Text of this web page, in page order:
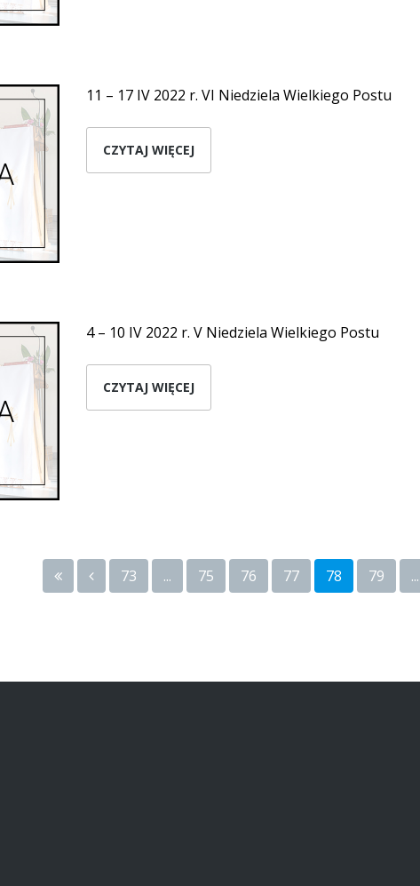
11 – 17 IV 2022 r. VI Niedziela Wielkiego Postu
CZYTAJ WIĘCEJ
4 – 10 IV 2022 r. V Niedziela Wielkiego Postu
CZYTAJ WIĘCEJ
73 ... 75 76 77 78 79 ...